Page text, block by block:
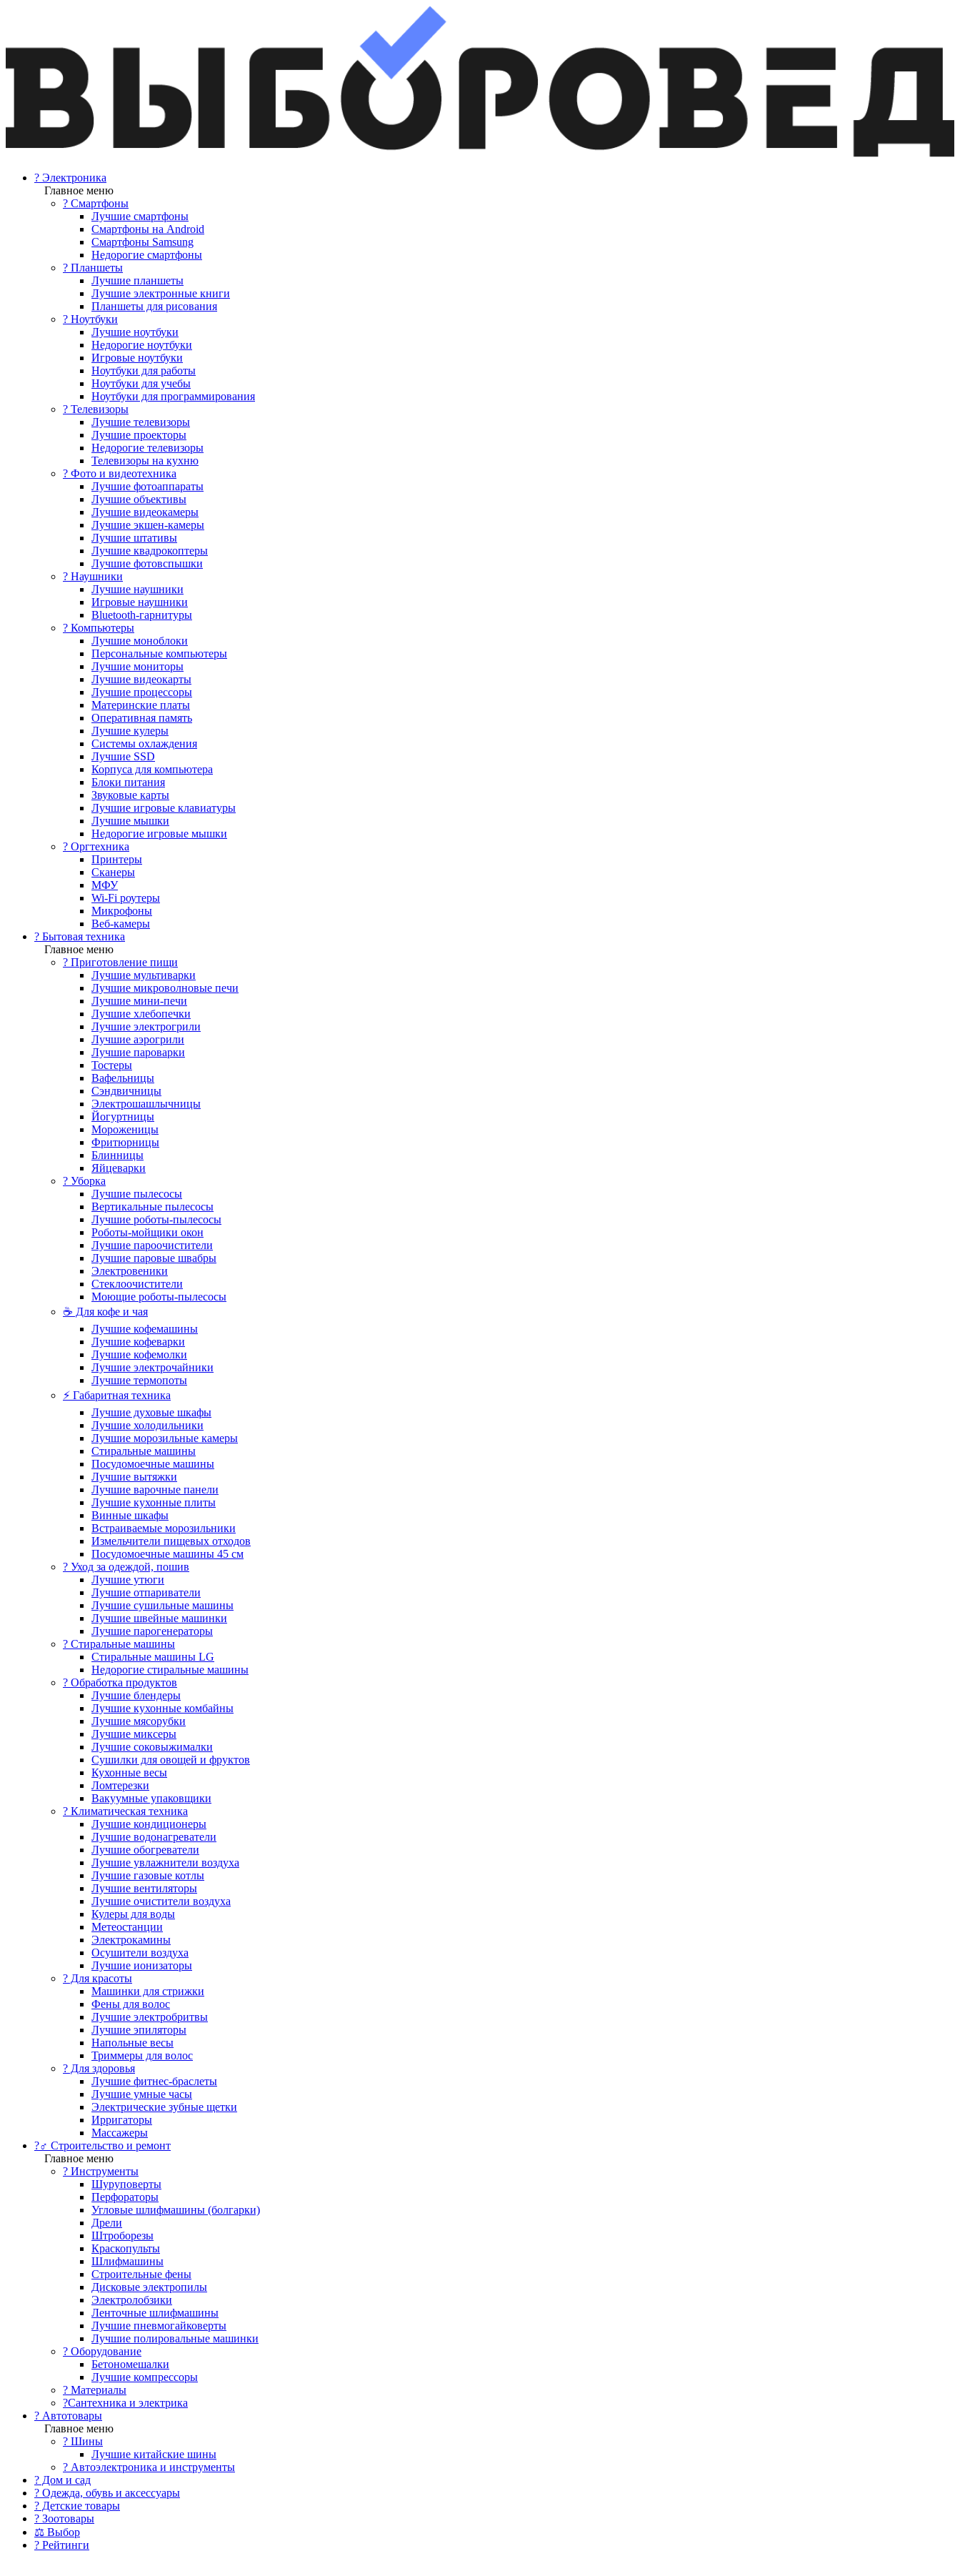
? Электроника
Главное меню
? Смартфоны
Лучшие смартфоны
Смартфоны на Android
Смартфоны Samsung
Недорогие смартфоны
? Планшеты
Лучшие планшеты
Лучшие электронные книги
Планшеты для рисования
? Ноутбуки
Лучшие ноутбуки
Недорогие ноутбуки
Игровые ноутбуки
Ноутбуки для работы
Ноутбуки для учебы
Ноутбуки для программирования
? Телевизоры
Лучшие телевизоры
Лучшие проекторы
Недорогие телевизоры
Телевизоры на кухню
? Фото и видеотехника
Лучшие фотоаппараты
Лучшие объективы
Лучшие видеокамеры
Лучшие экшен-камеры
Лучшие штативы
Лучшие квадрокоптеры
Лучшие фотовспышки
? Наушники
Лучшие наушники
Игровые наушники
Bluetooth-гарнитуры
?️ Компьютеры
Лучшие моноблоки
Персональные компьютеры
Лучшие мониторы
Лучшие видеокарты
Лучшие процессоры
Материнские платы
Оперативная память
Лучшие кулеры
Системы охлаждения
Лучшие SSD
Корпуса для компьютера
Блоки питания
Звуковые карты
Лучшие игровые клавиатуры
Лучшие мышки
Недорогие игровые мышки
?️ Оргтехника
Принтеры
Сканеры
МФУ
Wi-Fi роутеры
Микрофоны
Веб-камеры
? Бытовая техника
Главное меню
? Приготовление пищи
Лучшие мультиварки
Лучшие микроволновые печи
Лучшие мини-печи
Лучшие хлебопечки
Лучшие электрогрили
Лучшие аэрогрили
Лучшие пароварки
Тостеры
Вафельницы
Сэндвичницы
Электрошашлычницы
Йогуртницы
Мороженицы
Фритюрницы
Блинницы
Яйцеварки
? Уборка
Лучшие пылесосы
Вертикальные пылесосы
Лучшие роботы-пылесосы
Роботы-мойщики окон
Лучшие пароочистители
Лучшие паровые швабры
Электровеники
Стеклоочистители
Моющие роботы-пылесосы
☕ Для кофе и чая
Лучшие кофемашины
Лучшие кофеварки
Лучшие кофемолки
Лучшие электрочайники
Лучшие термопоты
⚡ Габаритная техника
Лучшие духовые шкафы
Лучшие холодильники
Лучшие морозильные камеры
Стиральные машины
Посудомоечные машины
Лучшие вытяжки
Лучшие варочные панели
Лучшие кухонные плиты
Винные шкафы
Встраиваемые морозильники
Измельчители пищевых отходов
Посудомоечные машины 45 см
? Уход за одеждой, пошив
Лучшие утюги
Лучшие отпариватели
Лучшие сушильные машины
Лучшие швейные машинки
Лучшие парогенераторы
? Стиральные машины
Стиральные машины LG
Недорогие стиральные машины
? Обработка продуктов
Лучшие блендеры
Лучшие кухонные комбайны
Лучшие мясорубки
Лучшие миксеры
Лучшие соковыжималки
Сушилки для овощей и фруктов
Кухонные весы
Ломтерезки
Вакуумные упаковщики
?️ Климатическая техника
Лучшие кондиционеры
Лучшие водонагреватели
Лучшие обогреватели
Лучшие увлажнители воздуха
Лучшие газовые котлы
Лучшие вентиляторы
Лучшие очистители воздуха
Кулеры для воды
Метеостанции
Электрокамины
Осушители воздуха
Лучшие ионизаторы
? Для красоты
Машинки для стрижки
Фены для волос
Лучшие электробритвы
Лучшие эпиляторы
Напольные весы
Триммеры для волос
? Для здоровья
Лучшие фитнес-браслеты
Лучшие умные часы
Электрические зубные щетки
Ирригаторы
Массажеры
?‍♂️ Строительство и ремонт
Главное меню
?️ Инструменты
Шуруповерты
Перфораторы
Угловые шлифмашины (болгарки)
Дрели
Штроборезы
Краскопульты
Шлифмашины
Строительные фены
Дисковые электропилы
Электролобзики
Ленточные шлифмашины
Лучшие пневмогайковерты
Лучшие полировальные машинки
?️ Оборудование
Бетономешалки
Лучшие компрессоры
? Материалы
?Сантехника и электрика
? Автотовары
Главное меню
? Шины
Лучшие китайские шины
? Автоэлектроника и инструменты
? Дом и сад
? Одежда, обувь и аксессуары
? Детские товары
? Зоотовары
⚖ Выбор
? Рейтинги